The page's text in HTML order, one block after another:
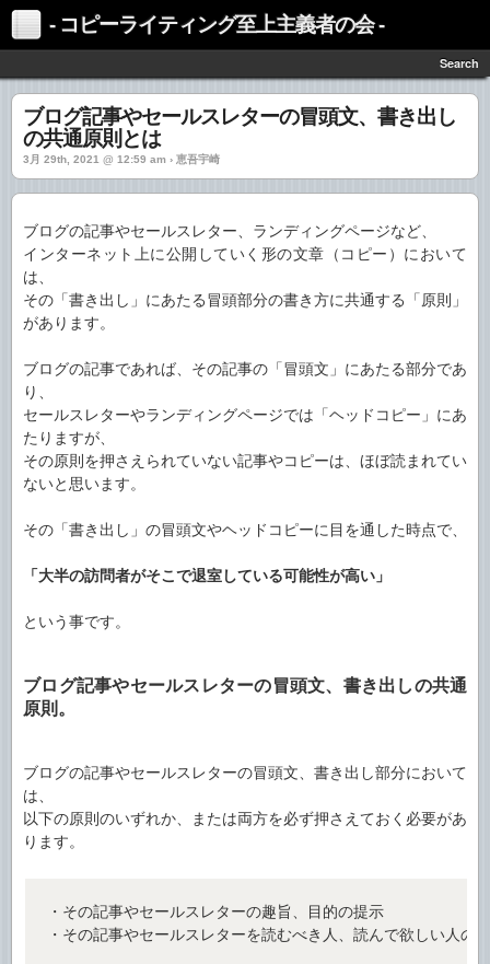
- コピーライティング至上主義者の会 -
Search
ブログ記事やセールスレターの冒頭文、書き出し
の共通原則とは
3月 29th, 2021 @ 12:59 am › 恵吾宇崎
ブログの記事やセールスレター、ランディングページなど、
インターネット上に公開していく形の文章（コピー）において
は、
その「書き出し」にあたる冒頭部分の書き方に共通する「原則」
があります。
ブログの記事であれば、その記事の「冒頭文」にあたる部分であ
り、
セールスレターやランディングページでは「ヘッドコピー」にあ
たりますが、
その原則を押さえられていない記事やコピーは、ほぼ読まれてい
ないと思います。
その「書き出し」の冒頭文やヘッドコピーに目を通した時点で、
「大半の訪問者がそこで退室している可能性が高い」
という事です。
ブログ記事やセールスレターの冒頭文、書き出しの共通
原則。
ブログの記事やセールスレターの冒頭文、書き出し部分において
は、
以下の原則のいずれか、または両方を必ず押さえておく必要があ
ります。
・その記事やセールスレターの趣旨、目的の提示
・その記事やセールスレターを読むべき人、読んで欲しい人の